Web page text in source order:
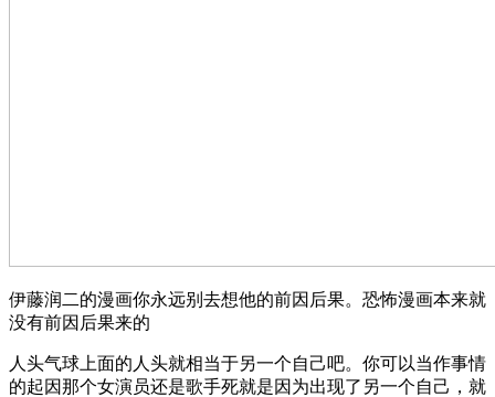
伊藤润二的漫画你永远别去想他的前因后果。恐怖漫画本来就
没有前因后果来的
人头气球上面的人头就相当于另一个自己吧。你可以当作事情
的起因那个女演员还是歌手死就是因为出现了另一个自己，就